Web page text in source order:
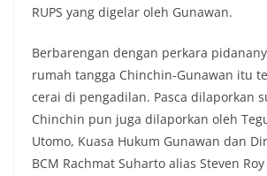
RUPS yang digelar oleh Gunawan.
Berbarengan dengan perkara
rumah tangga Chinchin-Gunawan itu
cerai di pengadilan. Pasca dilaporkan
Chinchin pun juga dilaporkan oleh
Utomo, Kuasa Hukum Gunawan dan
BCM Rachmat Suharto alias Steven